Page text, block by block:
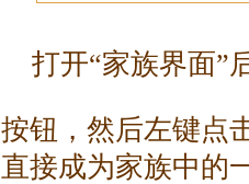
打开“家族界面”
按钮，然后左键点
直接成为家族中的